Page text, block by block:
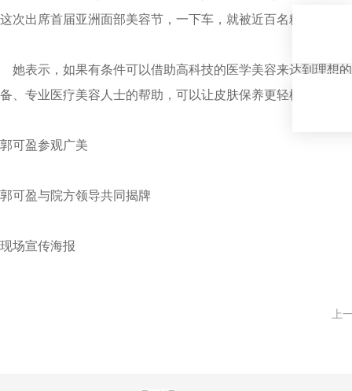
这次出席首届亚洲面部美容节，一下车，就被近百名粉丝热情
她表示，如果有条件可以借助高科技的医学美容来达到理想
备、专业医疗美容人士的帮助，可以让皮肤保养更轻松有效，
郭可盈参观广美
郭可盈与院方领导共同揭牌
现场宣传海报
上